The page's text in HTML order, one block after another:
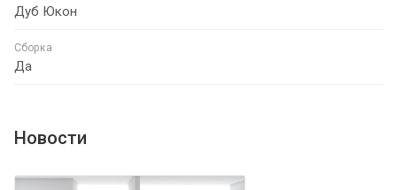
Дуб Юкон
Сборка
Да
Новости